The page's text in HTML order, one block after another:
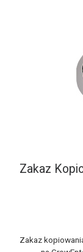
Zakaz
Zakaz